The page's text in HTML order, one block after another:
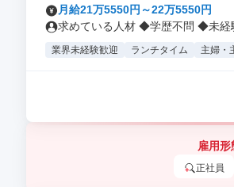
月給21万5550円～22万5550円
求めている人材 ◆学歴不問 ◆未経
業界未経験歓迎 ランチタイム 主婦・
雇用形
正社員